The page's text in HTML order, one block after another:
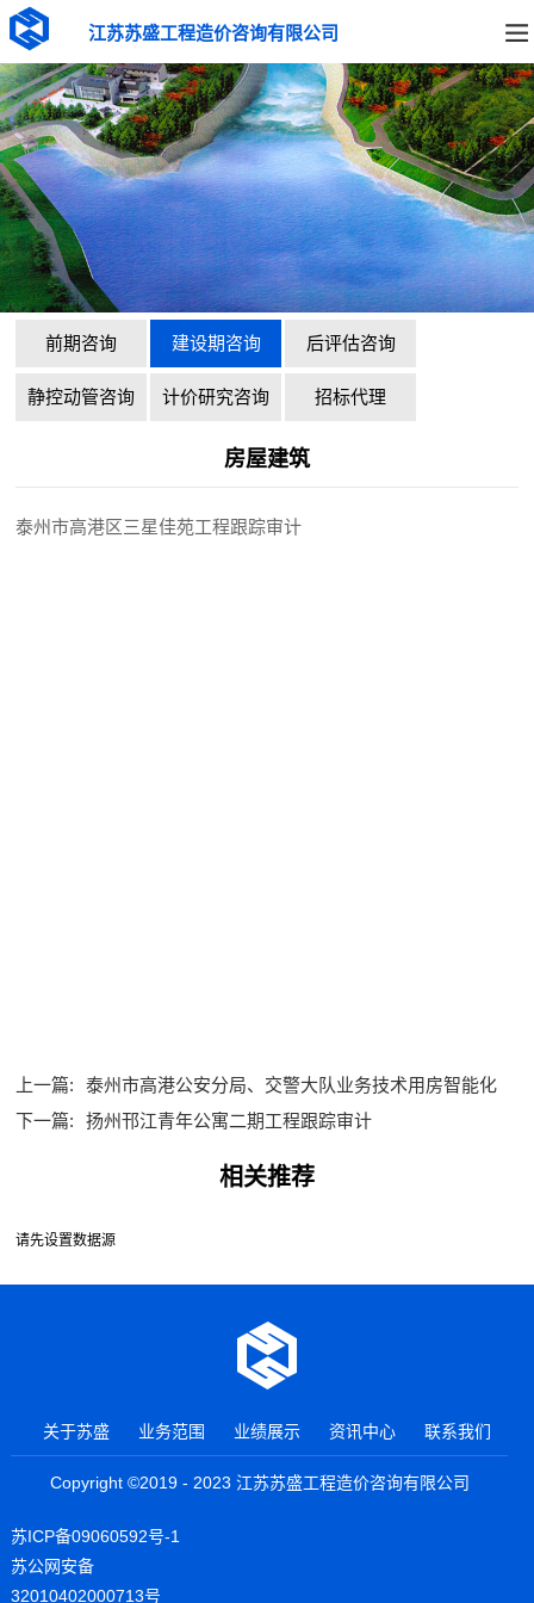
江苏苏盛工程造价咨询有限公司
前期咨询 建设期咨询 后评估咨询
静控动管咨询 计价研究咨询 招标代理
房屋建筑
泰州市高港区三星佳苑工程跟踪审计
上一篇:
泰州市高港公安分局、交警大队业务技术用房智能化
下一篇:
扬州邗江青年公寓二期工程跟踪审计
相关推荐
请先设置数据源
关于苏盛 业务范围 业绩展示 资讯中心 联系我们
Copyright ©2019 - 2023 江苏苏盛工程造价咨询有限公司
苏ICP备09060592号-1
苏公网安备
32010402000713号